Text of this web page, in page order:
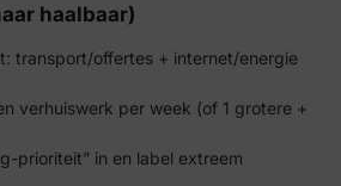
haalbaar)
transport/offertes + internet/energie
verhuiswerk per week (of 1 grotere +
prioriteit” in en label extreem